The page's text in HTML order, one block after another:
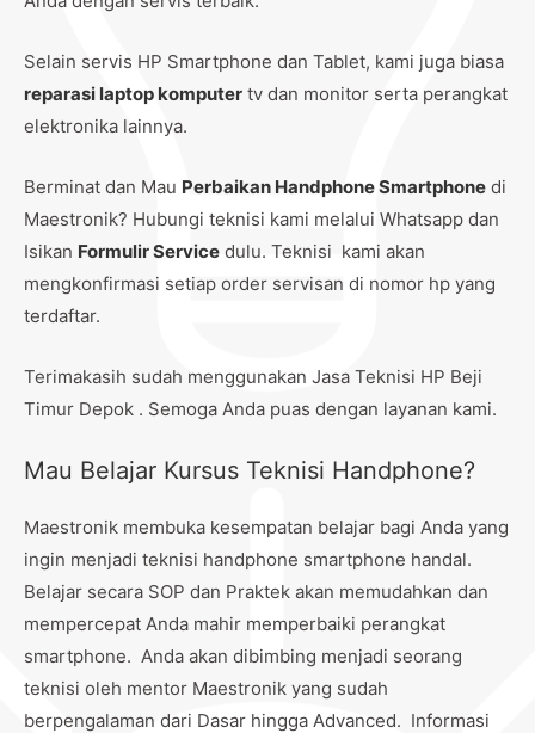
Selain servis HP Smartphone dan Tablet, kami juga biasa
reparasi laptop komputer tv dan monitor serta perangkat
elektronika lainnya.
Berminat dan Mau Perbaikan Handphone Smartphone di
Maestronik? Hubungi teknisi kami melalui Whatsapp dan
Isikan Formulir Service dulu. Teknisi kami akan
mengkonfirmasi setiap order servisan di nomor hp yang
terdaftar.
Terimakasih sudah menggunakan Jasa Teknisi HP Beji
Timur Depok . Semoga Anda puas dengan layanan kami.
Mau Belajar Kursus Teknisi Handphone?
Maestronik membuka kesempatan belajar bagi Anda yang
ingin menjadi teknisi handphone smartphone handal.
Belajar secara SOP dan Praktek akan memudahkan dan
mempercepat Anda mahir memperbaiki perangkat
smartphone. Anda akan dibimbing menjadi seorang
teknisi oleh mentor Maestronik yang sudah
berpengalaman dari Dasar hingga Advanced. Informasi